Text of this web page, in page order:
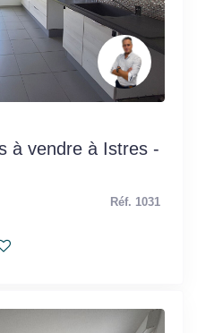
à vendre à Istres -
Réf. 1031